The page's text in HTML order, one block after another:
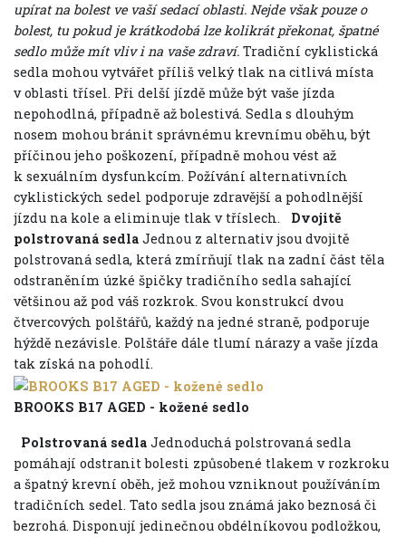
upírat na bolest ve vaší sedací oblasti. Nejde však pouze o
bolest, tu pokud je krátkodobá lze kolikrát překonat, špatné
sedlo může mít vliv i na vaše zdraví. Tradiční cyklistická
sedla mohou vytvářet příliš velký tlak na citlivá místa
v oblasti třísel. Při delší jízdě může být vaše jízda
nepohodlná, případně až bolestivá. Sedla s dlouhým
nosem mohou bránit správnému krevnímu oběhu, být
příčinou jeho poškození, případně mohou vést až
k sexuálním dysfunkcím. Požívání alternativních
cyklistických sedel podporuje zdravější a pohodlnější
jízdu na kole a eliminuje tlak v tříslech.
Dvojitě
polstrovaná sedla Jednou z alternativ jsou dvojitě
polstrovaná sedla, která zmírňují tlak na zadní část těla
odstraněním úzké špičky tradičního sedla sahající
většinou až pod váš rozkrok. Svou konstrukcí dvou
čtvercových polštářů, každý na jedné straně, podporuje
hýždě nezávisle. Polštáře dále tlumí nárazy a vaše jízda
tak získá na pohodlí.
BROOKS B17 AGED - kožené sedlo
Polstrovaná sedla Jednoduchá polstrovaná sedla
pomáhají odstranit bolesti způsobené tlakem v rozkroku
a špatný krevní oběh, jež mohou vzniknout používáním
tradičních sedel. Tato sedla jsou známá jako beznosá či
bezrohá. Disponují jedinečnou obdélníkovou podložkou,